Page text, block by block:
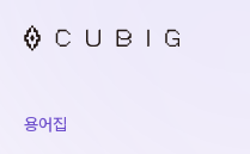
용어집